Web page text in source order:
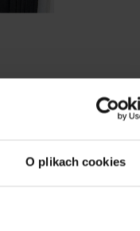
O plikach cookies